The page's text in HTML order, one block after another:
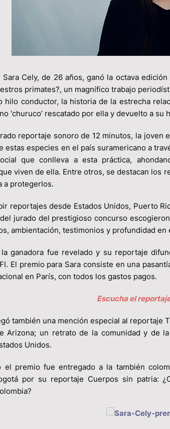
Sara Cely, de 26 años, ganó la octava
primates?, un magnífico trabajo
hilo conductor, la historia de la estrecha
‘churuco’ rescatado por ella y devuelto a
reportaje sonoro de 12 minutos, la
estas especies en el país suramericano a
que conlleva a esta práctica,
viven de ella. Entre otros, se destacan los
a protegerlos.
reportajes desde Estados Unidos, Puerto
jurado del prestigioso concurso
ambientación, testimonios y profundidad en
ganadora fue revelado y su reportaje
El premio para Sara consiste en una
en París, con todos los gastos pagos.
Escucha el
también una mención especial al reportaje
Arizona; un retrato de la comunidad y de
Unidos.
el premio fue entregado a la también
por su reportaje Cuerpos sin patria: